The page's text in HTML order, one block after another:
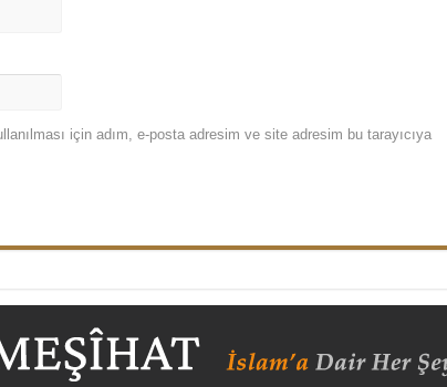
için adım, e-posta adresim ve site adresim bu tarayıcıya